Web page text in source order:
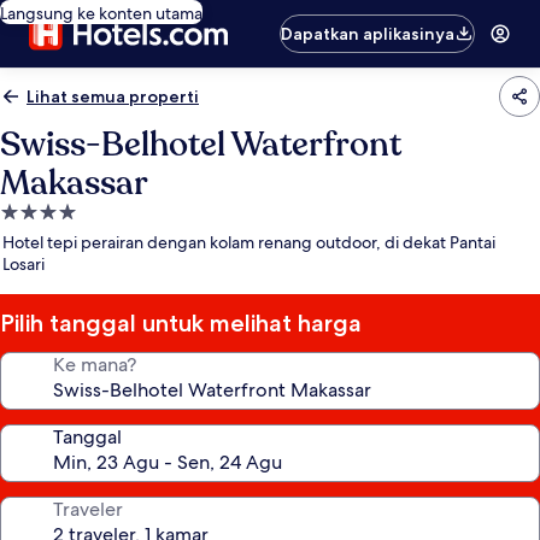
Langsung ke konten utama
Dapatkan aplikasinya
Lihat semua properti
Swiss-Belhotel Waterfront
Makassar
Properti
bintang
4.0
Hotel tepi perairan dengan kolam renang outdoor, di dekat Pantai
Losari
Pilih tanggal untuk melihat harga
Ke mana?
Tanggal
Traveler